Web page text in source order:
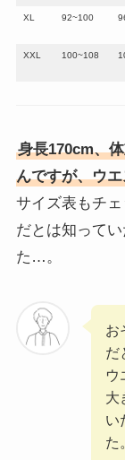
XL 92~100
XXL 100~108
身長170cm、
んですが、ウ
サイズ表もチ
だとは知って
た…。
お
だ
ウ
大
い
た